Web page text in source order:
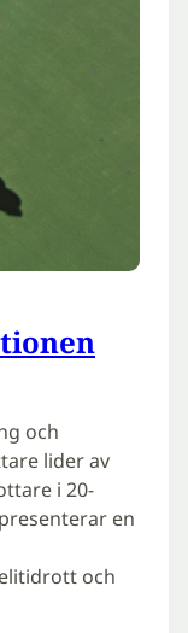
och
lider av
i 20-
en
och